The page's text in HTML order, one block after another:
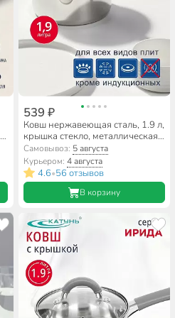
539 ₽
Ковш нержавеющая сталь, 1.9 л,
крышка стекло, металлическая
ручка, DNN3, SD-A17-16S
Самовывоз: 5 августа
Курьером: 4 августа
4.6•56 отзывов
В корзину